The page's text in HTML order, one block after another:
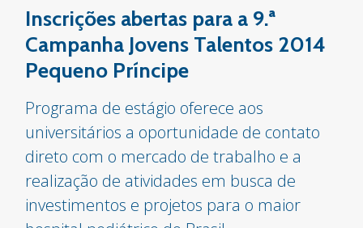
Inscrições abertas para a 9.ª
Campanha Jovens Talentos 2014
Pequeno Príncipe
Programa de estágio oferece aos
universitários a oportunidade de contato
direto com o mercado de trabalho e a
realização de atividades em busca de
investimentos e projetos para o maior